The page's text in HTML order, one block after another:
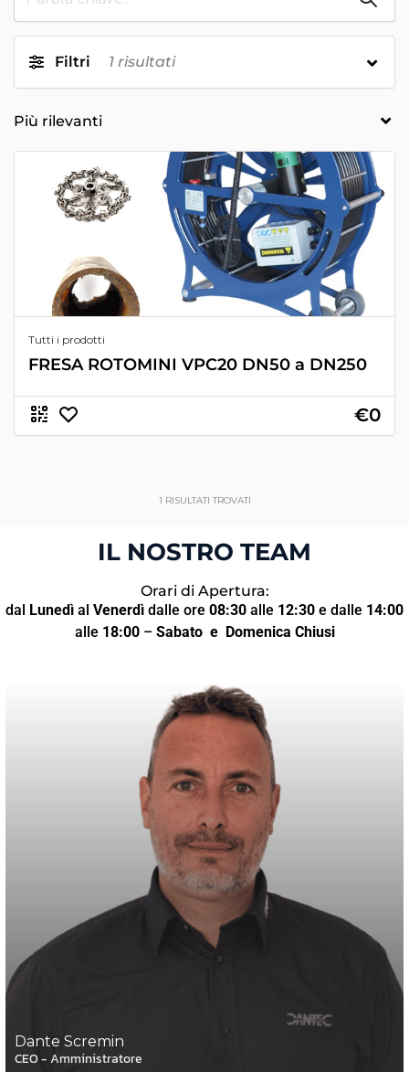
Filtri 1 risultati
Tutti i prodotti
FRESA ROTOMINI VPC20 DN50 a DN250
€0
1 RISULTATI TROVATI
IL NOSTRO TEAM
Orari di Apertura:
dal Lunedì al Venerdì dalle ore 08:30 alle 12:30 e dalle 14:00
alle 18:00– Sabato e Domenica Chiusi
Dante Scremin
CEO - Amministratore